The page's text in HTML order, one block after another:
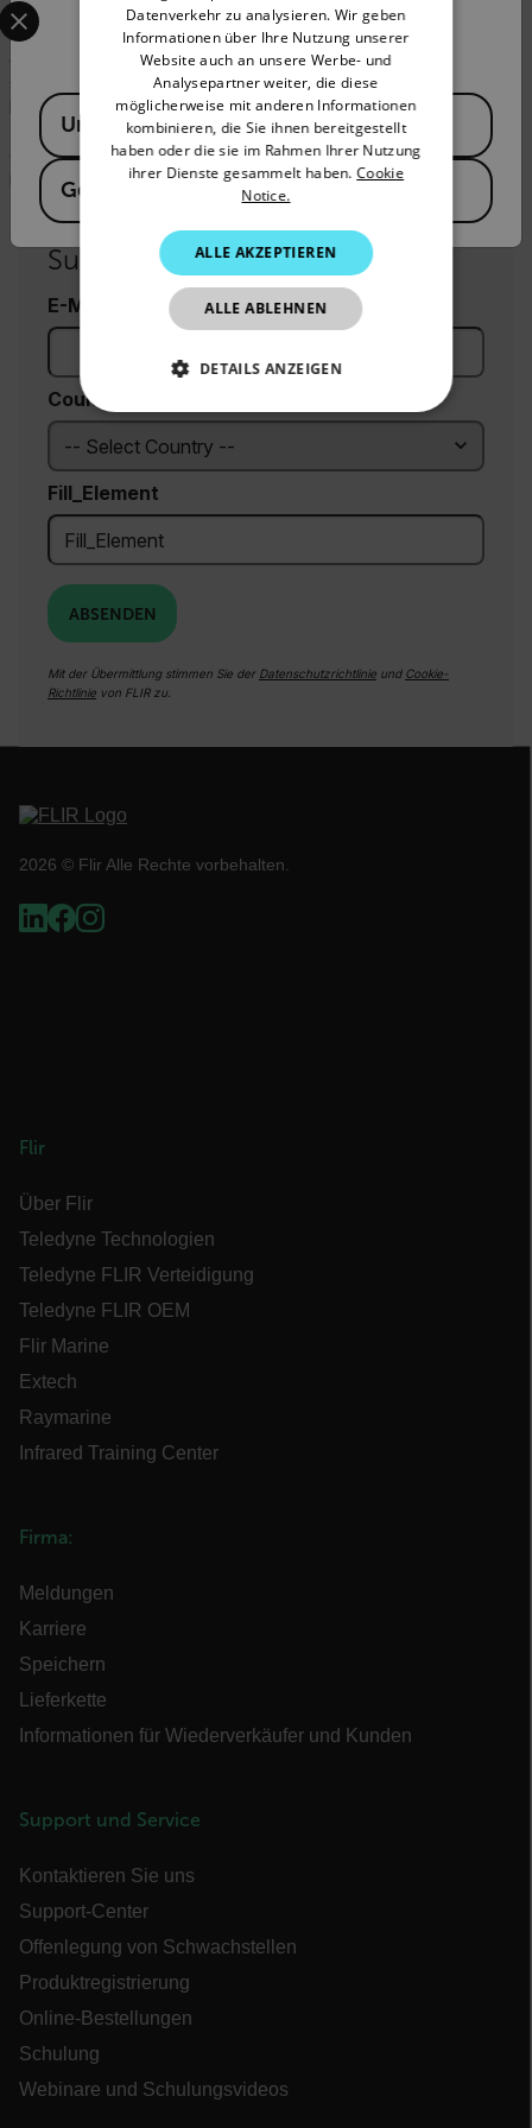
TrafiOne wurde von den Behörden in Katar positiv
aufgenommen, die die vielen Vorteile von TrafiOne
gegenüber der herkömmlichen Verkehrssicherheit zu
schätzen wussten, darunter intelligente Technologie,
berührungslose Sensoren und programmierbare
Detektionszonen. Ziel ist es, dieses innovative Produkt in
ganz Katar einzuführen, um überall im Land einen
intelligenten Fußgängerverkehr zu ermöglichen.
Subscribe to Our Newsletter
E-Mail
Country *
Fill_Element
ABSENDEN
Mit der Übermittlung stimmen Sie der Datenschutzrichtlinie und Cookie-
Richtlinie von FLIR zu.
2026 © Flir Alle Rechte vorbehalten.
Flir
Über Flir
Teledyne Technologien
Teledyne FLIR Verteidigung
Teledyne FLIR OEM
Flir Marine
Extech
Raymarine
Infrared Training Center
Firma:
Meldungen
Karriere
Speichern
Lieferkette
Informationen für Wiederverkäufer und Kunden
Support und Service
Kontaktieren Sie uns
Support-Center
Offenlegung von Schwachstellen
Produktregistrierung
Online-Bestellungen
Schulung
Webinare und Schulungsvideos
Confirm Location
Available Locations
United States
Germany
SPANISH
PORTUGUESE
ITALIAN
KOREAN
CHINESE
Datenverkehr zu analysieren. Wir geben
Informationen über Ihre Nutzung unserer
Website auch an unsere Werbe- und
Analysepartner weiter, die diese
möglicherweise mit anderen Informationen
kombinieren, die Sie ihnen bereitgestellt
haben oder die sie im Rahmen Ihrer Nutzung
ihrer Dienste gesammelt haben. Cookie
Notice.
ALLE AKZEPTIEREN
ALLE ABLEHNEN
DETAILS ANZEIGEN
UNBEDINGT ERFORDERLICH
PERFORMANCE
TARGETING
FUNKTIONALITÄT
Unbedingt erforderlich
Benutzeranmeldung und die Kontoverwaltung.
kann die Website nicht ordnungsgemäß
verwendet werden.
CS_FPC
.AspNetCore.Correlation.[-
Datenschutzerklärung